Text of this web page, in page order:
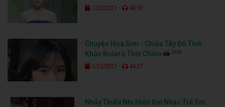
1/23/2021 - 40:00
Chuyện Hoa Sim - Chiều Tây Đô Tình
Khúc Bolero Thời Chiến
3793
1/23/2021 - 44:07
Nhảy Thiếu Nhi Hiện Đại Nhạc Trẻ Em